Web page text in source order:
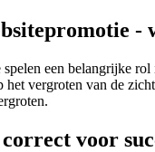
-
een belangrijke
vergroten van de
voor